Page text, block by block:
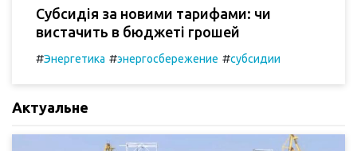
Субсидія за новими тарифами: чи
вистачить в бюджеті грошей
#Энергетика #энергосбережение #субсидии
Актуальне